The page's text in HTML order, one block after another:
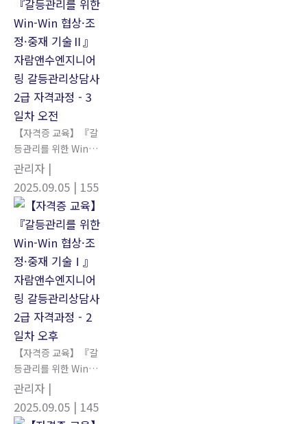
【자격증 교육】『갈
등관리를 위한 Win-
Win 협상·조정·중재
기술Ⅱ』 자람앤수엔
지니어링 갈등관리상
담사 2급 자격과정 - 3
일차 오전
관리자 |
2025.09.05 | 155
【자격증 교육】『갈
등관리를 위한 Win-
Win 협상·조정·중재
기술Ⅰ』 자람앤수엔
지니어링 갈등관리상
관리자 |
2025.09.05 | 145